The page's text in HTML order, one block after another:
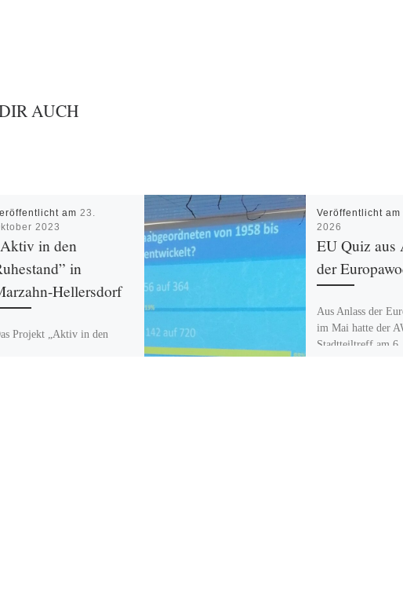
AUCH
am23.
2023
in den
in
Hellersdorf
Projekt „Aktiv in den
Veröffentlicht am
2026
EU Quiz aus
der
Aus Anlass der
im Mai hatte der
Stadtteiltreff am